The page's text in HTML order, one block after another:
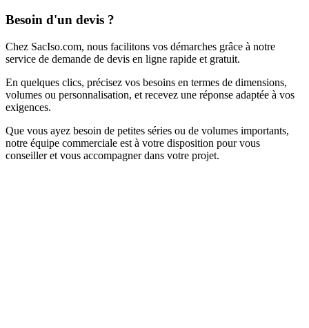
Besoin d'un devis ?
Chez SacIso.com, nous facilitons vos démarches grâce à notre
service de demande de devis en ligne rapide et gratuit.
En quelques clics, précisez vos besoins en termes de dimensions,
volumes ou personnalisation, et recevez une réponse adaptée à vos
exigences.
Que vous ayez besoin de petites séries ou de volumes importants,
notre équipe commerciale est à votre disposition pour vous
conseiller et vous accompagner dans votre projet.